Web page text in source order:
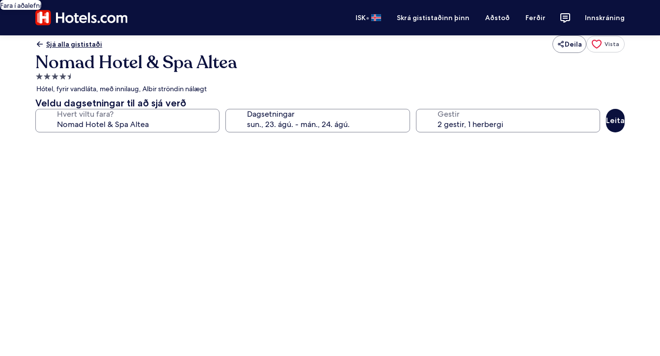
Fara í aðalefni
ISK• Skrá gististaðinn þinn Aðstoð Ferðir Innskráning
Sjá alla gististaði Deila Vista
Nomad Hotel & Spa Altea
4.5
stjörnu
gististaður
Hótel, fyrir vandláta, með innilaug, Albir ströndin nálægt
Veldu dagsetningar til að sjá verð
Hvert viltu fara? Dagsetningar Gestir
Leita